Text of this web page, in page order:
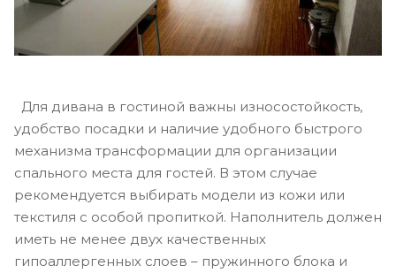
Для дивана в гостиной важны износостойкость,
удобство посадки и наличие удобного быстрого
механизма трансформации для организации
спального места для гостей. В этом случае
рекомендуется выбирать модели из кожи или
текстиля с особой пропиткой. Наполнитель должен
иметь не менее двух качественных
гипоаллергенных слоев – пружинного блока и